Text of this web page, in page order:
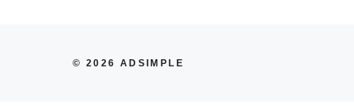
© 2026 ADSIMPLE